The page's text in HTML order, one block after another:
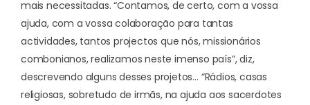
mais necessitadas. “Contamos, de certo, com a vossa
ajuda, com a vossa colaboração para tantas
actividades, tantos projectos que nós, missionários
combonianos, realizamos neste imenso país”, diz,
descrevendo alguns desses projetos… “Rádios, casas
religiosas, sobretudo de irmãs, na ajuda aos sacerdotes